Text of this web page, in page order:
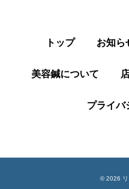
トップ お知ら
美容鍼について
プライバ
© 2026 リ